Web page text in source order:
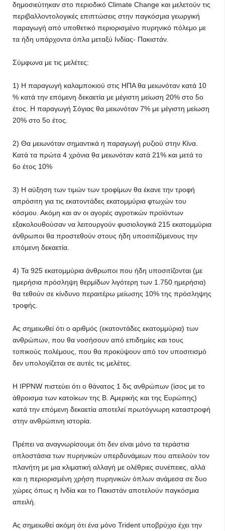
δημοσιεύτηκαν στο περιοδικό Climate Change και μελετούν τις
περιβαλλοντολογικές επιπτώσεις στην παγκόσμια γεωργική
παραγωγή από υποθετικό περιορισμένο πυρηνικό πόλεμο με
τα ήδη υπάρχοντα όπλα μεταξύ Ινδίας- Πακιστάν.
Σύμφωνα με τις μελέτες:
1) Η παραγωγή καλαμποκιού στις ΗΠΑ θα μειωνόταν κατά 10
% κατά την επόμενη δεκαετία με μέγιστη μείωση 20% στο 5ο
έτος. Η παραγωγή Σόγιας θα μειωνόταν 7% με μέγιστη μείωση
20% στο 5ο έτος.
2) Θα μειωνόταν σημαντικά η παραγωγή ρυζιού στην Κίνα.
Κατά τα πρώτα 4 χρόνια θα μειωνόταν κατά 21% και μετά το
6ο έτος 10%
3) Η αύξηση των τιμών των τροφίμων θα έκανε την τροφή
απρόσιτη για τις εκατοντάδες εκατομμύρια φτωχών του
κόσμου. Ακόμη και αν οι αγορές αγροτικών προϊόντων
εξακολουθούσαν να λειτουργούν φυσιολογικά 215 εκατομμύρια
άνθρωποι θα προστεθούν στους ήδη υποσιτιζόμενους την
επόμενη δεκαετία.
4) Τα 925 εκατομμύρια άνθρωποι που ήδη υποσιτίζονται (με
ημερήσια πρόσληψη θερμίδων λιγότερη των 1.750 ημερήσια)
θα τεθούν σε κίνδυνο περαιτέρω μείωσης 10% της πρόσληψης
τροφής.
Ας σημειωθεί ότι ο αριθμός (εκατοντάδες εκατομμύρια) των
ανθρώπων, που θα νοσήσουν από επιδημίες και τους
τοπικούς πολέμους, που θα προκύψουν από τον υποσιτισμό
δεν υπολογίζεται σε αυτές τις μελέτες.
Η ΙPPNW πιστεύει ότι ο θάνατος 1 δις ανθρώπων (ίσος με το
άθροισμα των κατοίκων της Β. Αμερικής και της Ευρώπης)
κατά την επόμενη δεκαετία αποτελεί πρωτόγνωρη καταστροφή
στην ανθρώπινη ιστορία.
Πρέπει να αναγνωρίσουμε ότι δεν είναι μόνο τα τεράστια
οπλοστάσια των πυρηνικών υπερδυνάμεων που απειλούν τον
πλανήτη με μια κλιματική αλλαγή με ολέθριες συνέπειες, αλλά
και η περιορισμένη χρήση πυρηνικών όπλων ανάμεσα σε δυο
χώρες όπως η Ινδία και το Πακιστάν αποτελούν παγκόσμια
απειλή.
Ας σημειωθεί ακόμη ότι ένα μόνο Trident υποβρύχιο έχει την